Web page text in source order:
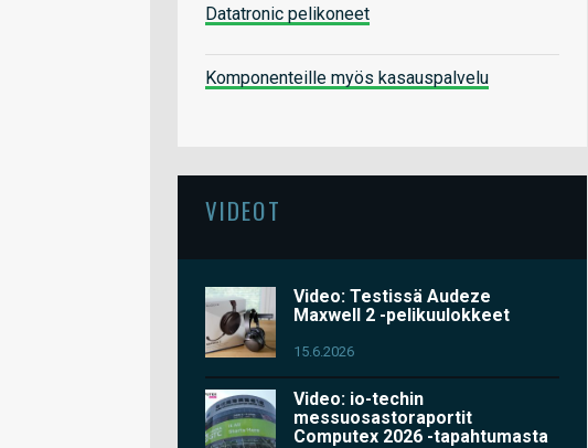
Datatronic pelikoneet
Komponenteille myös kasauspalvelu
VIDEOT
Video: Testissä Audeze
Maxwell 2 -pelikuulokkeet
15.6.2026
Video: io-techin
messuosastoraportit
Computex 2026 -tapahtumasta